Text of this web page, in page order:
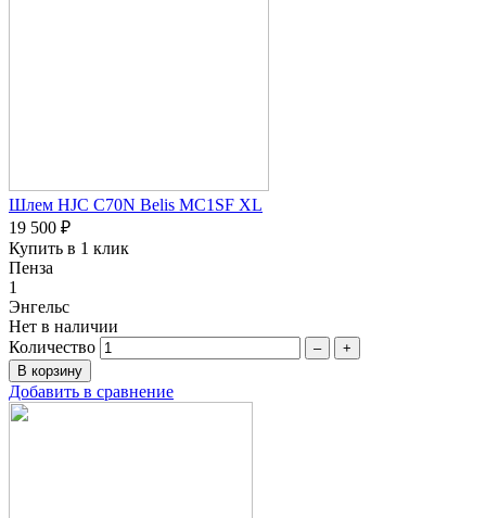
Шлем HJC C70N Belis MC1SF XL
19 500 ₽
Купить в 1 клик
Пенза
1
Энгельс
Нет в наличии
Количество
– +
Добавить в сравнение